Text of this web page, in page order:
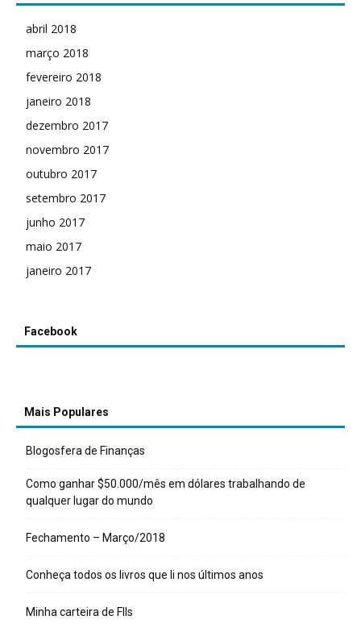
abril 2018
março 2018
fevereiro 2018
janeiro 2018
dezembro 2017
novembro 2017
outubro 2017
setembro 2017
junho 2017
maio 2017
janeiro 2017
Facebook
Mais Populares
Blogosfera de Finanças
Como ganhar $50.000/mês em dólares trabalhando de
qualquer lugar do mundo
Fechamento – Março/2018
Conheça todos os livros que li nos últimos anos
Minha carteira de FIIs